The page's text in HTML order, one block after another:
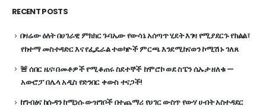
RECENT POSTS
በዛሬው ዕለት በሀገራዊ ምክክር ጉባኤው የውሳኔ አሰጣጥ ሂደት እገዛ የሚያደርጉ የክልል፣
የከተማ መስተዳድር እና የፌዴራል ተወካዮች ምርጫ እንደሚከናወን ኮሚሽኑ ገለጸ
🚨 ሰበር ዜና፡ በመቶዎች የሚቆጠሩ ስደተኞች ከሞሮኮ ወደ ስፔን ሴኡታ ዘለቁ —
አውሮፓ በሌላ አዲስ የድንበር ቀውስ ተናጋች!
ከግብፅና ከሱዳን ከሚነሱ ውዝግቦች በተጨማሪ የሀገር ውስጥ የውሃ ሀብት አስተዳደር